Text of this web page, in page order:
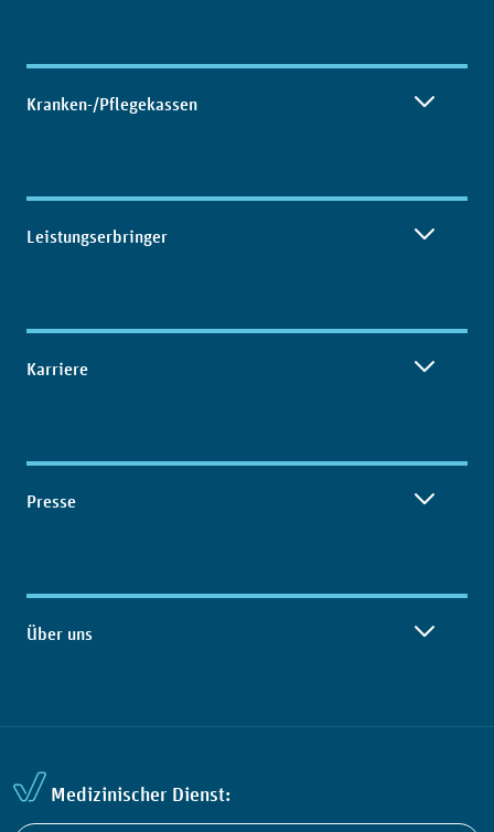
Kranken-/Pflegekassen
Leistungserbringer
Karriere
Presse
Über uns
Medizinischer Dienst: